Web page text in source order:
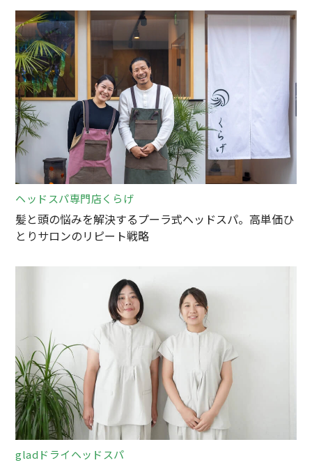
ヘッドスパ専門店くらげ
髪と頭の悩みを解決するプーラ式ヘッドスパ。高単価ひ
とりサロンのリピート戦略
gladドライヘッドスパ